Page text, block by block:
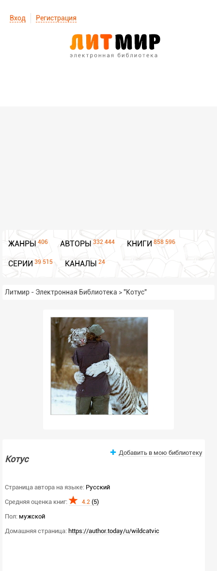
Вход Регистрация
ЖАНРЫ 406 АВТОРЫ 332 444 КНИГИ 858 596
СЕРИИ 39 515 КАНАЛЫ 24
Литмир - Электронная Библиотека >"Котус"
Котус
Добавить в мою библиотеку
Страница автора на языке: Русский
Средняя оценка книг:
4.2 (5)
Пол: мужской
Домашняя страница: https://author.today/u/wildcatvic